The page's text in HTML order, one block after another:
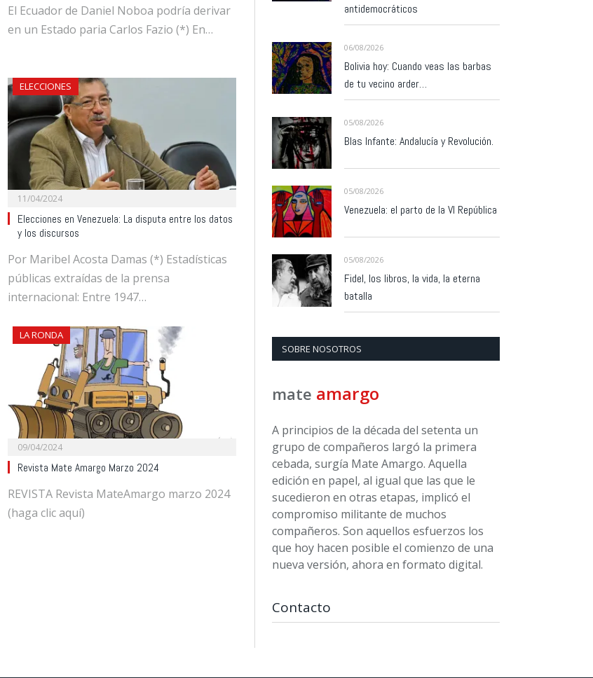
El Ecuador de Daniel Noboa podría derivar
en un Estado paria Carlos Fazio (*) En…
ELECCIONES
11/04/2024
Elecciones en Venezuela: La disputa entre los datos
y los discursos
Por Maribel Acosta Damas (*) Estadísticas
públicas extraídas de la prensa
internacional: Entre 1947…
LA RONDA
09/04/2024
Revista Mate Amargo Marzo 2024
REVISTA Revista MateAmargo marzo 2024
(haga clic aquí)
antidemocráticos
06/08/2026
Bolivia hoy: Cuando veas las barbas
de tu vecino arder…
05/08/2026
Blas Infante: Andalucía y Revolución.
05/08/2026
Venezuela: el parto de la VI República
05/08/2026
Fidel, los libros, la vida, la eterna
batalla
SOBRE NOSOTROS
mate amargo
A principios de la década del setenta un
grupo de compañeros largó la primera
cebada, surgía Mate Amargo. Aquella
edición en papel, al igual que las que le
sucedieron en otras etapas, implicó el
compromiso militante de muchos
compañeros. Son aquellos esfuerzos los
que hoy hacen posible el comienzo de una
nueva versión, ahora en formato digital.
Contacto